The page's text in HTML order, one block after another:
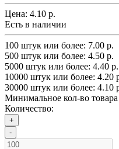
Цена: 4.10 р.
Есть в наличии
100 штук или более: 7.00 р.
500 штук или более: 4.50 р.
5000 штук или более: 4.40 р.
10000 штук или более: 4.20
30000 штук или более: 4.10
Минимальное кол-во товара
Количество:
+
-